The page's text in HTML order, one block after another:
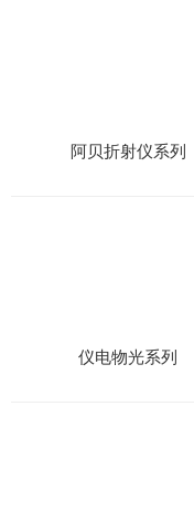
阿贝折射仪系列
仪电物光系列